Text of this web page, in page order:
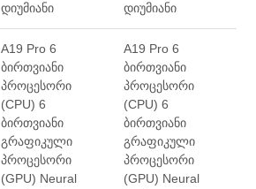
დიუმიანი
დიუმიანი
A19 Pro 6
ბირთვიანი
პროცესორი
(CPU) 6
ბირთვიანი
გრაფიკული
პროცესორი
(GPU) Neural
A19 Pro 6
ბირთვიანი
პროცესორი
(CPU) 6
ბირთვიანი
გრაფიკული
პროცესორი
(GPU) Neural